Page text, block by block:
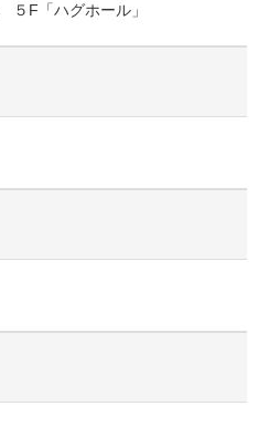
F「ハグホール」